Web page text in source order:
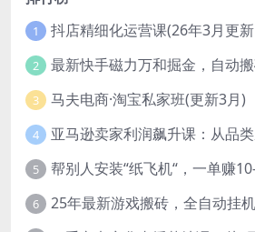
1 抖店精细化运营课(26年3月更新
2
3 马夫电商·淘宝私家班(更新3月)
4
5
6